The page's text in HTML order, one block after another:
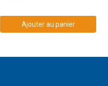
Ajouter au panier